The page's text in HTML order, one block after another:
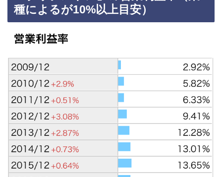
種によるが10%以上目安）